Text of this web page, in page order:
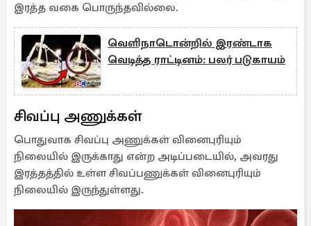
இரத்த வகை பொருந்தவில்லை.
வெளிநாடொன்றில் இரண்டாக
வெடித்த ராட்டினம்: பலர் படுகாயம்
சிவப்பு அணுக்கள்
பொதுவாக சிவப்பு அணுக்கள் வினைபுரியும்
நிலையில் இருக்காது என்ற அடிப்படையில், அவரது
இரத்தத்தில் உள்ள சிவப்பணுக்கள் வினைபுரியும்
நிலையில் இருந்துள்ளது.